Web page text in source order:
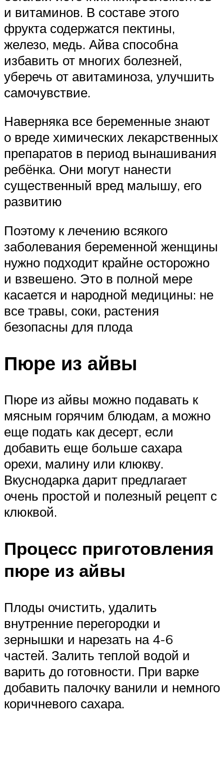
и витаминов. В составе этого
фрукта содержатся пектины,
железо, медь. Айва способна
избавить от многих болезней,
уберечь от авитаминоза, улучшить
самочувствие.
Наверняка все беременные знают
о вреде химических лекарственных
препаратов в период вынашивания
ребёнка. Они могут нанести
существенный вред малышу, его
развитию
Поэтому к лечению всякого
заболевания беременной женщины
нужно подходит крайне осторожно
и взвешено. Это в полной мере
касается и народной медицины: не
все травы, соки, растения
безопасны для плода
Пюре из айвы
Пюре из айвы можно подавать к
мясным горячим блюдам, а можно
еще подать как десерт, если
добавить еще больше сахара
орехи, малину или клюкву.
Вкуснодарка дарит предлагает
очень простой и полезный рецепт с
клюквой.
Процесс приготовления
пюре из айвы
Плоды очистить, удалить
внутренние перегородки и
зернышки и нарезать на 4-6
частей. Залить теплой водой и
варить до готовности. При варке
добавить палочку ванили и немного
коричневого сахара.